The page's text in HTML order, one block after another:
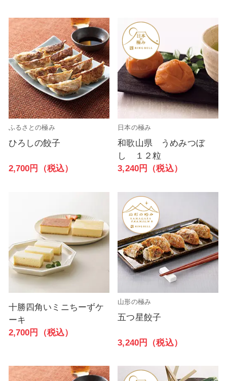
ふるさとの極み
ひろしの餃子
2,700円（税込）
日本の極み
和歌山県 うめみつぼ
し １２粒
3,240円（税込）
十勝四角いミニちーずケ
ーキ
2,700円（税込）
山形の極み
五つ星餃子
3,240円（税込）